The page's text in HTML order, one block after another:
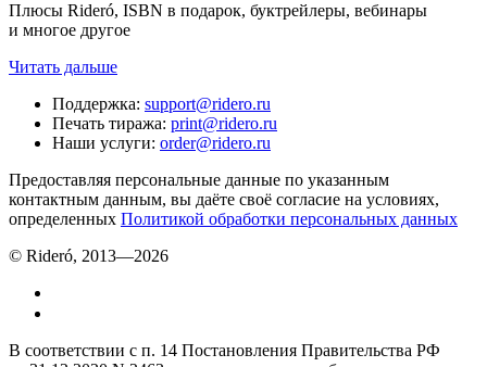
Плюсы Rideró, ISBN в подарок, буктрейлеры, вебинары
и многое другое
Читать дальше
Поддержка: support@ridero.ru
Печать тиража: print@ridero.ru
Наши услуги: order@ridero.ru
Предоставляя персональные данные по указанным
контактным данным, вы даёте своё согласие на условиях,
определенных Политикой обработки персональных данных
© Rideró, 2013—2026
В соответствии с п. 14 Постановления Правительства РФ